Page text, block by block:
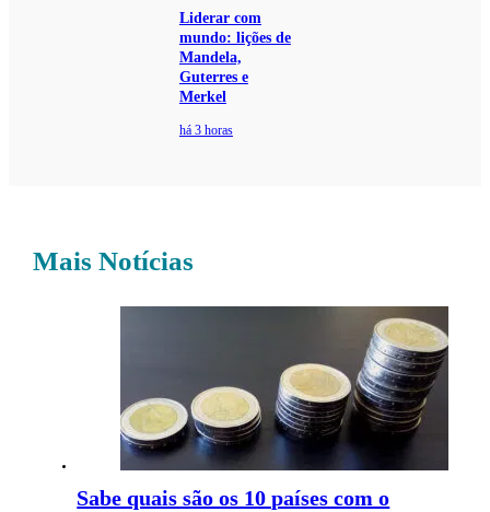
Liderar com
mundo: lições de
Mandela,
Guterres e
Merkel
há 3 horas
Mais Notícias
Sabe quais são os 10 países com o